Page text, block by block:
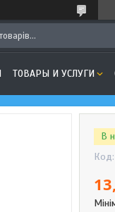
ТОВАРЫ И УСЛУГИ
В
Код: